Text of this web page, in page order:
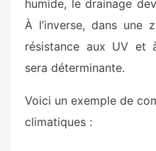
humide, le drainage
À l’inverse, dans une
résistance aux UV et
sera déterminante.
Voici un exemple de
climatiques :